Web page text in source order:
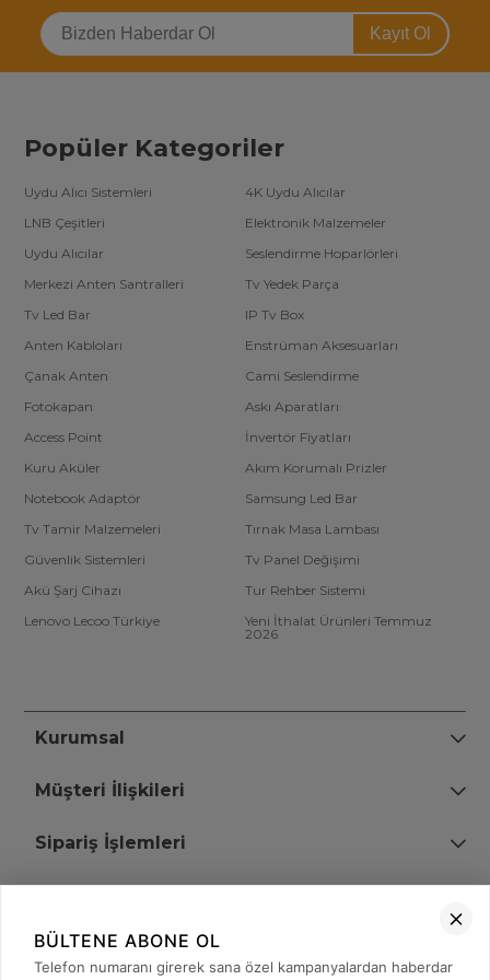
fener, ethernet çevirici, pense, kablo tester bulucu, kumanda, kamera
ekipman, notebook soğutucu, çakma aparatı, telefon tutucu, araç şarj, kapı
zili, kablo sıyırıcı, tasarruflu led ampul, araç bluetooth, kontak sprey,
notebook kilit, notebook adaptör jack kablo, adsl splitter, usb çevirici
Kayıt Ol
Popüler Kategoriler
Uydu Alıcı Sistemleri
4K Uydu Alıcılar
LNB Çeşitleri
Elektronik Malzemeler
Uydu Alıcılar
Seslendirme Hoparlörleri
Merkezi Anten Santralleri
Tv Yedek Parça
Tv Led Bar
IP Tv Box
Anten Kabloları
Enstrüman Aksesuarları
Çanak Anten
Cami Seslendirme
Fotokapan
Askı Aparatları
Access Point
İnvertör Fiyatları
Kuru Aküler
Akım Korumalı Prizler
Notebook Adaptör
Samsung Led Bar
Tv Tamir Malzemeleri
Tırnak Masa Lambası
Güvenlik Sistemleri
Tv Panel Değişimi
Akü Şarj Cihazı
Tur Rehber Sistemi
Lenovo Lecoo Türkiye
Yeni İthalat Ürünleri Temmuz
2026
Kurumsal
Müşteri İlişkileri
Sipariş İşlemleri
+90 (850) 473 08 08
BÜLTENE ABONE OL
Telefon numaranı girerek sana özel kampanyalardan haberdar